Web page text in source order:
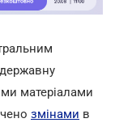
матеріалами
змінами в